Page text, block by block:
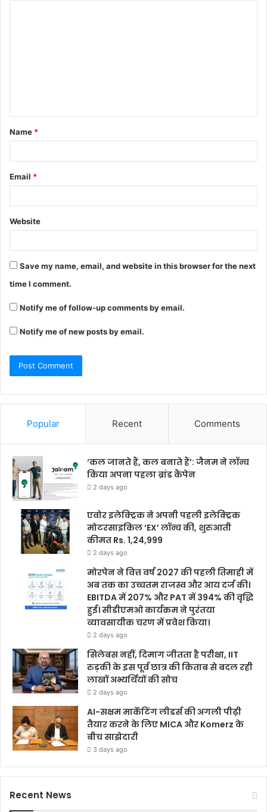
Name *
Email *
Website
Save my name, email, and website in this browser for the next
time I comment.
Notify me of follow-up comments by email.
Notify me of new posts by email.
Popular Recent Comments
‘कल जानते हैं, कल बनाते हैं’: जैनम ने लॉन्च
किया अपना पहला ब्रांड कैंपेन
2 days ago
एवोर इलेक्ट्रिक ने अपनी पहली इलेक्ट्रिक
मोटरसाइकिल ‘EX’ लॉन्च की, शुरुआती
कीमत Rs. 1,24,999
2 days ago
मोरपेन ने वित्त वर्ष 2027 की पहली तिमाही में
अब तक का उच्चतम राजस्व और आय दर्ज की।
EBITDA में 207% और PAT में 394% की वृद्धि
हुई। सीडीएमओ कार्यक्रम ने पुरंतया
व्यावसायीक चरण में प्रवेश किया।
2 days ago
सिलेबस नहीं, दिमाग जीतता है परीक्षा, IIT
रुड़की के इस पूर्व छात्र की किताब से बदल रही
लाखों अभ्यर्थियों की सोच
2 days ago
AI-सक्षम मार्केटिंग लीडर्स की अगली पीढ़ी
तैयार करने के लिए MICA और Komerz के
बीच साझेदारी
3 days ago
Recent News